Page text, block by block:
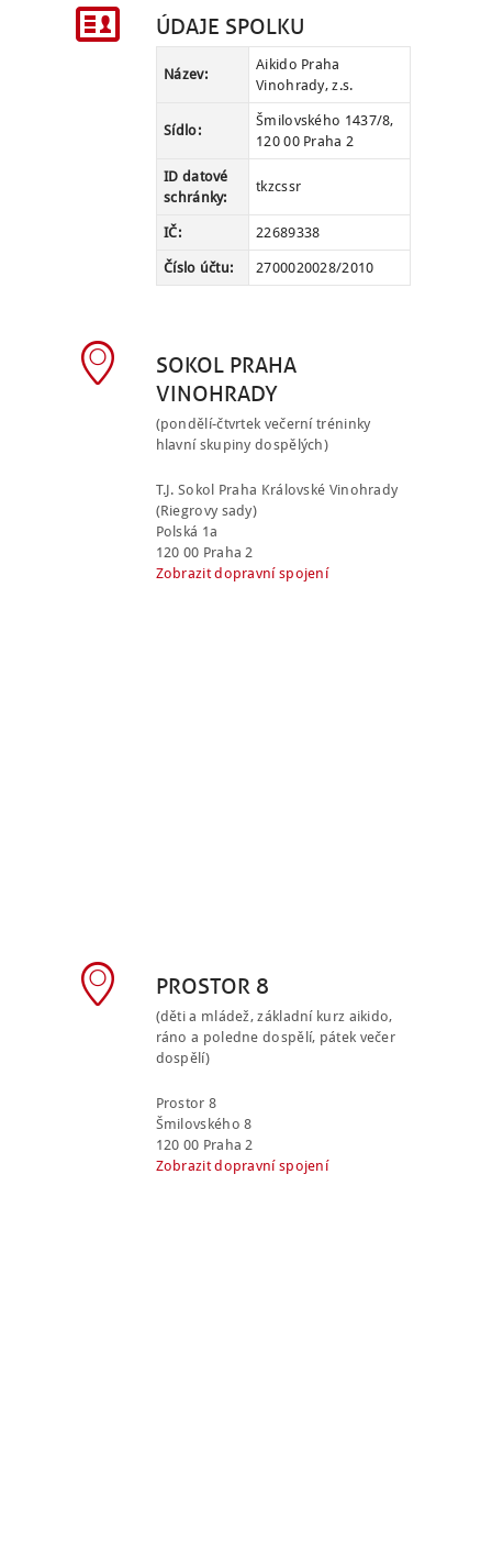
ÚDAJE SPOLKU
Název:
Aikido Praha
Vinohrady, z.s.
Sídlo:
Šmilovského 1437/8,
120 00 Praha 2
ID datové
schránky:
tkzcssr
IČ: 22689338
Číslo účtu: 2700020028/2010
SOKOL PRAHA
VINOHRADY
(pondělí-čtvrtek večerní tréninky
hlavní skupiny dospělých)
T.J. Sokol Praha Královské Vinohrady
(Riegrovy sady)
Polská 1a
120 00 Praha 2
Zobrazit dopravní spojení
PROSTOR 8
(děti a mládež, základní kurz aikido,
ráno a poledne dospělí, pátek večer
dospělí)
Prostor 8
Šmilovského 8
120 00 Praha 2
Zobrazit dopravní spojení